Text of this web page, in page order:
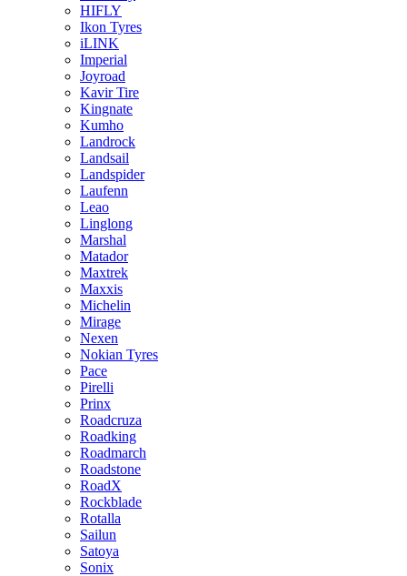
HIFLY
Ikon Tyres
iLINK
Imperial
Joyroad
Kavir Tire
Kingnate
Kumho
Landrock
Landsail
Landspider
Laufenn
Leao
Linglong
Marshal
Matador
Maxtrek
Maxxis
Michelin
Mirage
Nexen
Nokian Tyres
Pace
Pirelli
Prinx
Roadcruza
Roadking
Roadmarch
Roadstone
RoadX
Rockblade
Rotalla
Sailun
Satoya
Sonix